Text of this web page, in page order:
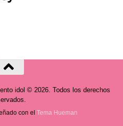
idol © 2026. Todos los derechos
con elTema Hueman